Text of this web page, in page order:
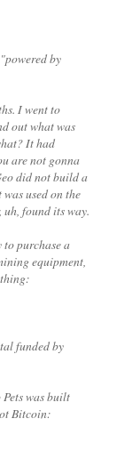
by
I went to
out what was
It had
are not gonna
did not build a
used on the
found its way.
to purchase a
equipment,
funded by
was built
Bitcoin: